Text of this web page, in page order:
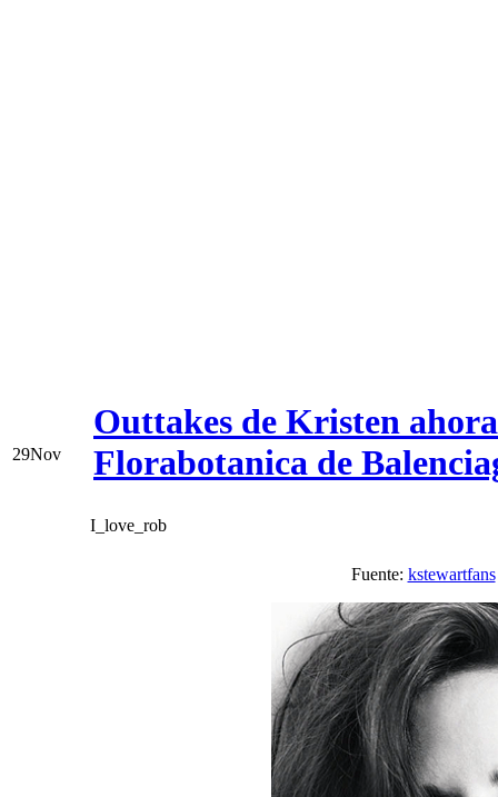
29Nov
Outtakes de Kristen
Florabotanica de
I_love_rob
Fuente: kstewartfans